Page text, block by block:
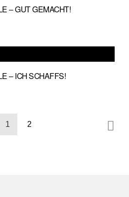
– GUT GEMACHT!
– ICH SCHAFFS!
1 2